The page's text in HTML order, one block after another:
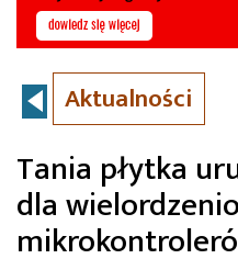
Aktualności
Tania płytka
dla